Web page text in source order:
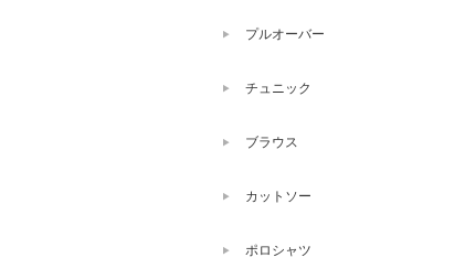
プルオーバー
チュニック
ブラウス
カットソー
ポロシャツ